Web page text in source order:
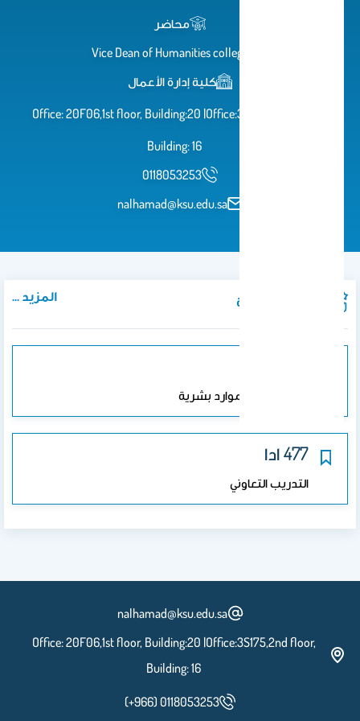
محاضر
Vice Dean of Humanities colleges
كلية إدارة الأعمال
Office: 20F06,1st floor, Building:20 |Office:3S175,2nd floor,
Building: 16
0118053253
nalhamad@ksu.edu.sa
المواد الدراسية المزيد ...
تدريب تنمية موارد بشرية
477 ادا
التدريب التعاوني
nalhamad@ksu.edu.sa
Office: 20F06,1st floor, Building:20 |Office:3S175,2nd floor,
Building: 16
(+966) 0118053253